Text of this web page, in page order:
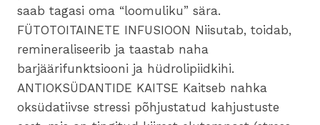
saab tagasi oma “loomuliku” sära.
FÜTOTOITAINETE INFUSIOON Niisutab, toidab,
remineraliseerib ja taastab naha
barjäärifunktsiooni ja hüdrolipiidkihi.
ANTIOKSÜDANTIDE KAITSE Kaitseb nahka
oksüdatiivse stressi põhjustatud kahjustuste